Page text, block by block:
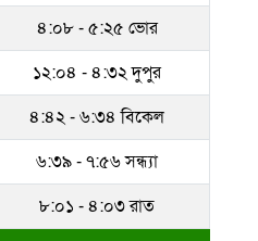
সম্পদের পাহাড় গড়েছেন
নকল নবিশ আতাউর রহমান
অবশেষে বরখাস্ত রাজউকের
শফিউল্লাহ বাবু
১৮ জুলাই সব মোবাইল
গ্রাহকরা পাবেন ১ জিবি ফ্রি
৪:০৮ - ৫:২৫ ভোর
১২:০৪ - ৪:৩২ দুপুর
৪:৪২ - ৬:৩৪ বিকেল
৬:৩৯ - ৭:৫৬ সন্ধ্যা
৮:০১ - ৪:০৩ রাত